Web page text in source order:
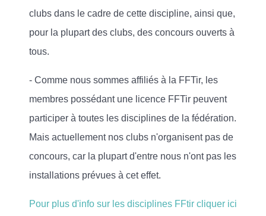
clubs dans le cadre de cette discipline, ainsi que,
pour la plupart des clubs, des concours ouverts à
tous.
- Comme nous sommes affiliés à la FFTir, les
membres possédant une licence FFTir peuvent
participer à toutes les disciplines de la fédération.
Mais actuellement nos clubs n'organisent pas de
concours, car la plupart d'entre nous n'ont pas les
installations prévues à cet effet.
Pour plus d'info sur les disciplines FFtir cliquer ici